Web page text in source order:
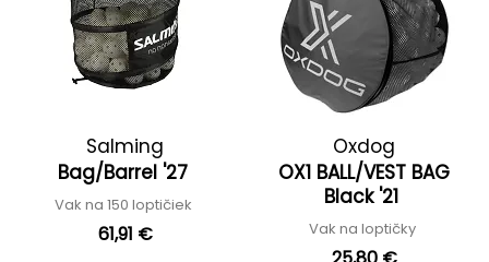
Salming
Bag/Barrel '27
Vak na 150 loptičiek
61,91 €
Oxdog
OX1 BALL/VEST BAG
Black '21
Vak na loptičky